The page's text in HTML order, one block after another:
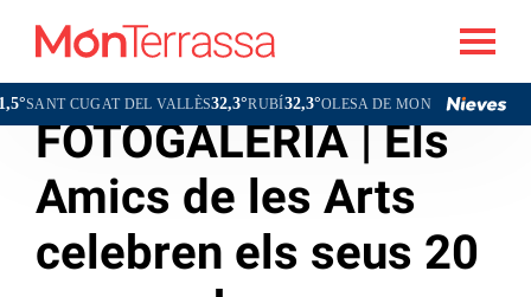
SANT CUGAT DEL VALLÈS32,3°RUBÍ32,3°OLESA DE MONTSERRAT32,7°
FOTOGALERIA | Els
Amics de les Arts
celebren els seus 20